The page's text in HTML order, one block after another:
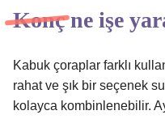
Konç ne işe
Kabuk çoraplar farklı
rahat ve şık bir seçenek
kolayca kombinlenebilir.